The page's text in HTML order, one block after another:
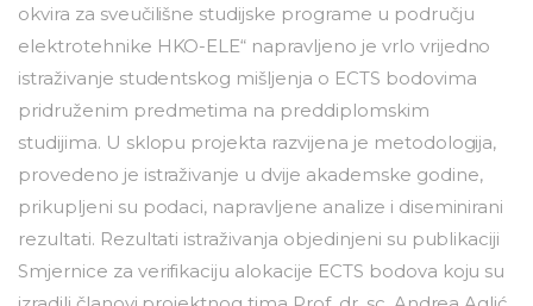
okvira za sveučilišne studijske programe u području
elektrotehnike HKO-ELE“ napravljeno je vrlo vrijedno
istraživanje studentskog mišljenja o ECTS bodovima
pridruženim predmetima na preddiplomskim
studijima. U sklopu projekta razvijena je metodologija,
provedeno je istraživanje u dvije akademske godine,
prikupljeni su podaci, napravljene analize i diseminirani
rezultati. Rezultati istraživanja objedinjeni su publikaciji
Smjernice za verifikaciju alokacije ECTS bodova koju su